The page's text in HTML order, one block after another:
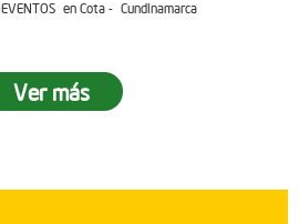
en Cota - Cundinamarca
Ver más